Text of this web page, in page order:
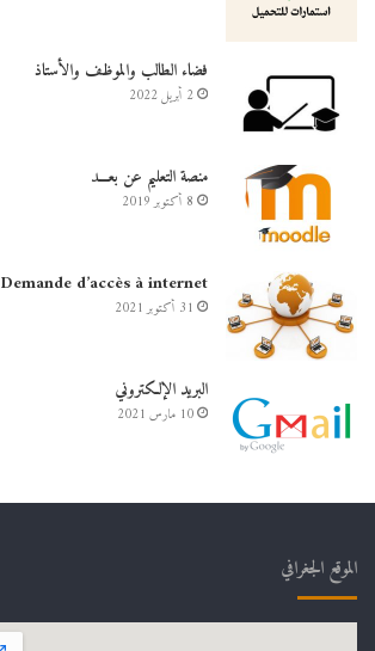
فضاء الطالب والموظف والأستاذ
2 أبريل 2022
منصة التعليم عن بعـــد
8 أكتوبر 2019
Demande d’accès à internet
31 أكتوبر 2021
البريد الإلكتروني
10 مارس 2021
الموقع الجغرافي